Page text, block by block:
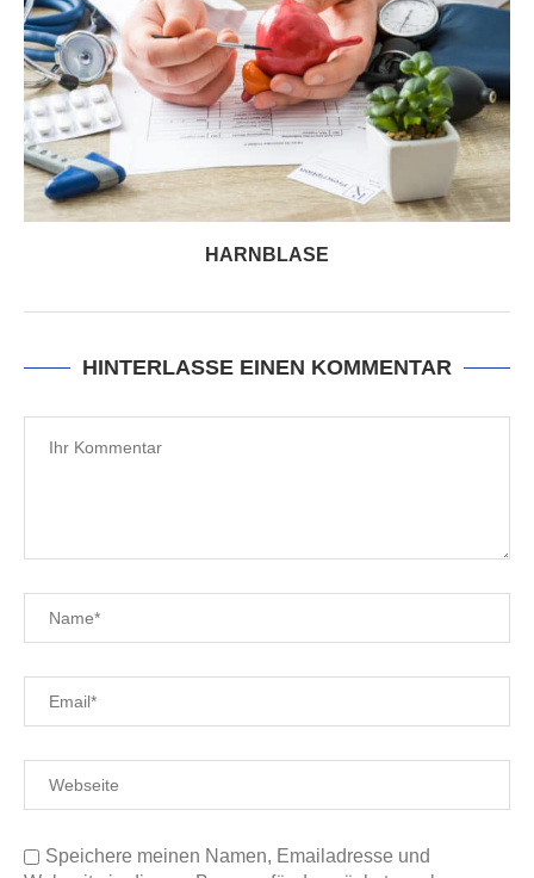
HARNBLASE
HINTERLASSE EINEN KOMMENTAR
Speichere meinen Namen, Emailadresse und